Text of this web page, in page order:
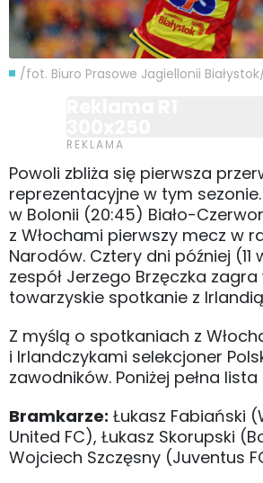
/fot. Biuro Prasowe Jagiellonii
Powoli zbliża się pierwsza
reprezentacyjne w tym
w Bolonii (20:45) Biało-
z Włochami pierwszy mecz w
Narodów. Cztery dni później (11
zespół Jerzego Brzęczka
towarzyskie spotkanie z
Z myślą o spotkaniach z
i Irlandczykami selekcjoner
zawodników. Poniżej pełna
Bramkarze: Łukasz Fabiański
United FC), Łukasz Skorupski
Wojciech Szczęsny (Juventus